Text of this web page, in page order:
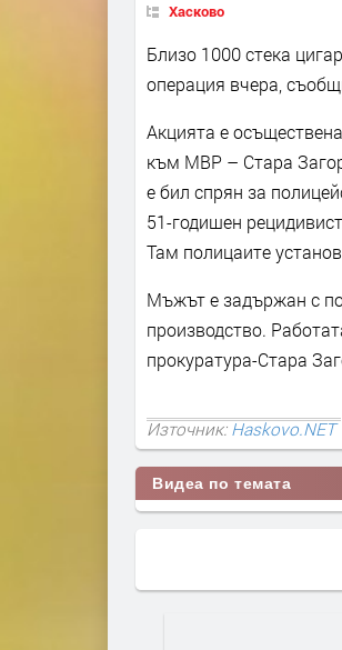
Хасково
Близо 1000 стека
операция вчера,
Акцията е
към МВР – Стара
е бил спрян за
51-годишен
Там полицаите
Мъжът е задържан с
производство.
прокуратура-Стара
Източник:Haskovo.NET
Видеа по темата